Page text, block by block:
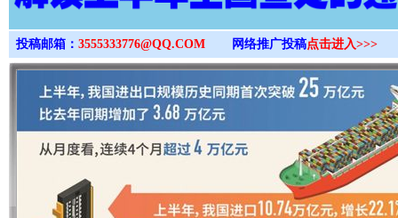
投稿邮箱： 3555333776@QQ.COM 网络推广投稿点击进入>>>